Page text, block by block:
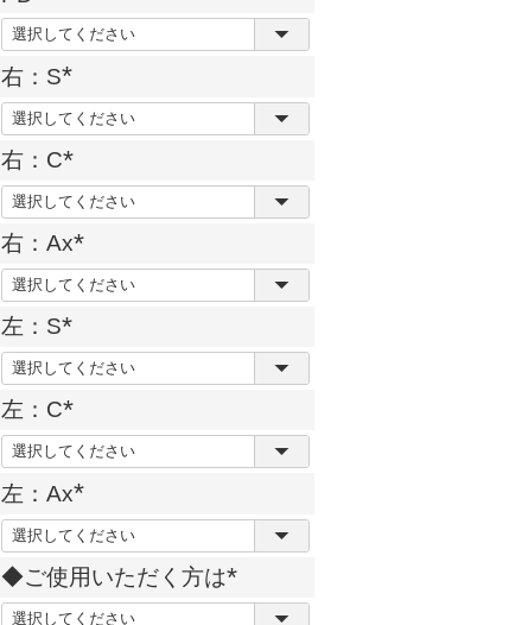
(
必
須
)
右：S
(
必
須
)
右：C
(
必
須
)
右：Ax
(
必
)
左：S
(
必
須
)
左：C
(
必
須
)
左：Ax
(
必
須
)
◆ご使用いただく方は
(